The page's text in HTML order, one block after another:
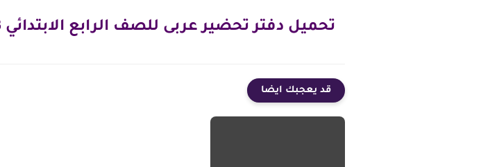
تحميل دفتر تحضير عربى للصف الرابع الابتدائي 2023 من هنا
قد يعجبك ايضا